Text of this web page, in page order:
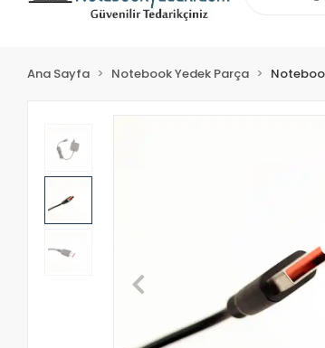
Ana Sayfa Notebook Yedek Parça